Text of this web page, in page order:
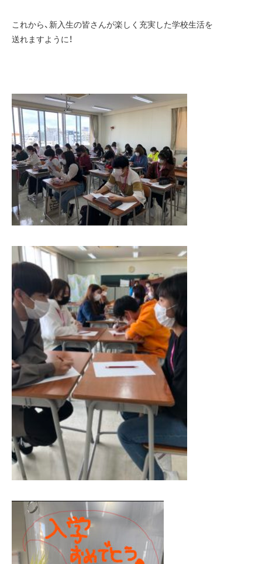
これから、新入生の皆さんが楽しく充実した学校生活を
送れますように！